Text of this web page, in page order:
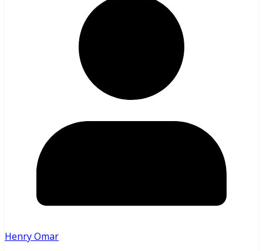
Henry Omar